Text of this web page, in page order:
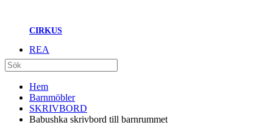
CIRKUS
REA
Hem
Barnmöbler
SKRIVBORD
Babushka skrivbord till barnrummet